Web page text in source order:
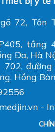
công ty